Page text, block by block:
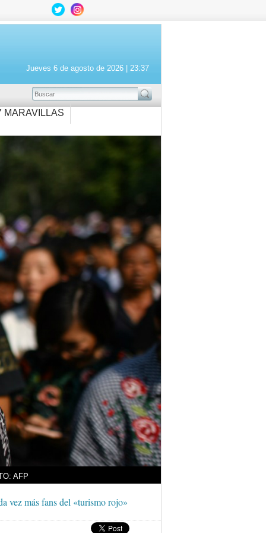
Jueves 6 de agosto de 2026 | 23:37
BUSCAR
MARAVILLAS
AFP
vez más fans del «turismo rojo»